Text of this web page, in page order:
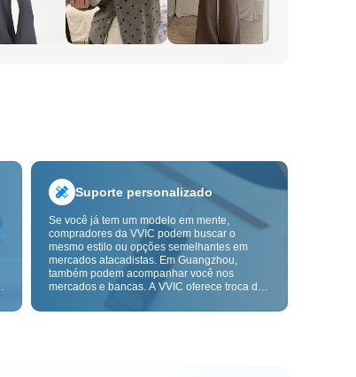
Suporte personalizado
Se você já tem um modelo em mente,
compradores da VVIC podem buscar o
mesmo estilo ou opções semelhantes em
mercados atacadistas. Em Guangzhou,
também podem acompanhar você nos
mercados e bancas. A VVIC oferece troca de
OEM por imagem ou amostra, para tornar